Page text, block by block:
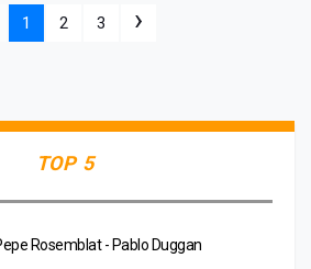
1 2 3 ›
TOP 5
Rosemblat - Pablo Duggan